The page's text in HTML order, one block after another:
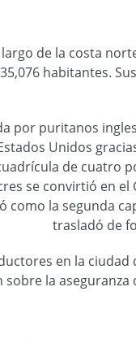
de la costa
habitantes.
por puritanos
Unidos
de cuatro
se convirtió en
como la segunda
trasladó de
en la ciudad
la